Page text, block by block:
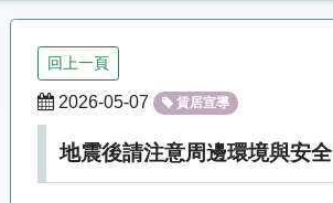
回上一頁
2026-05-07 賃居宣導
地震後請注意周邊環境與安全